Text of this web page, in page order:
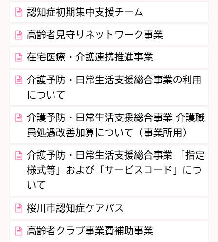
認知症初期集中支援チーム
高齢者見守りネットワーク事業
在宅医療・介護連携推進事業
介護予防・日常生活支援総合事業の利用
について
介護予防・日常生活支援総合事業 介護職
員処遇改善加算について（事業所用）
介護予防・日常生活支援総合事業 「指定
様式等」および「サービスコード」につ
いて
桜川市認知症ケアパス
高齢者クラブ事業費補助事業